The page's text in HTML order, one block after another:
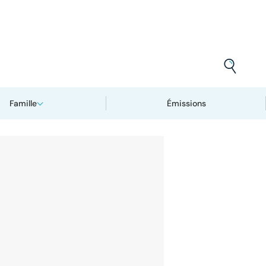
Famille Émissions